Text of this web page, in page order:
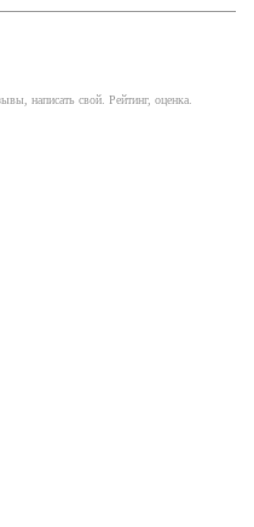
написать свой. Рейтинг, оценка.